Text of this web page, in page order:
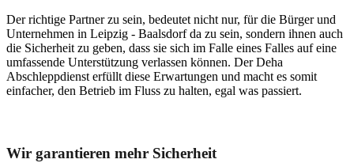
Der richtige Partner zu sein, bedeutet nicht nur, für die Bürger und
Unternehmen in Leipzig - Baalsdorf da zu sein, sondern ihnen auch
die Sicherheit zu geben, dass sie sich im Falle eines Falles auf eine
umfassende Unterstützung verlassen können. Der Deha
Abschleppdienst erfüllt diese Erwartungen und macht es somit
einfacher, den Betrieb im Fluss zu halten, egal was passiert.
Wir garantieren mehr Sicherheit